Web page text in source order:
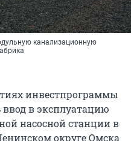
канализационную
инвестпрограммы
в эксплуатацию
насосной станции в
округе Омска